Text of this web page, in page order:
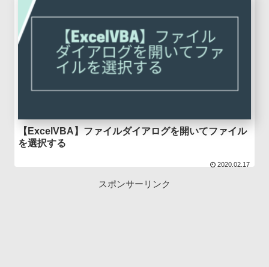
【ExcelVBA】ファイルダイアログを開いてファイル
を選択する
2020.02.17
スポンサーリンク